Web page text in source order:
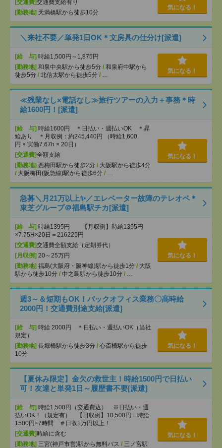
[交通費] 交通費支給有り
[勤務地] 天満橋駅から徒歩10分
気になる！
＼来社不要／単発1日OK＊文房具の仕分け[派遣]
[給 与] 時給1,500円～1,875円
[勤務地] 和泉中央駅から徒歩5分 / 和泉府中駅から
徒歩5分 / 北信太駅から徒歩5分 / …
気になる！
≪残業なし×電話なし≫旅行ツアーの入力＋事務＊時
給1600円！[派遣]
[給 与] 時給1600円 ＊日払い・週払いOK ＊昇
給あり ＊月収例：約245,440円 （時給1,600
円 × 実働7.67h × 20日）
[交通費]全額支給
[勤務地] 西梅田駅から徒歩2分 / 大阪駅から徒歩4分
/ 大阪梅田(阪急線)駅から徒歩6分 / …
気になる！
急募＼月21万以上✨／エレベーター故障のテレオペ＊
東芝グループ＠福島駅チカ[派遣]
[給 与] 時給1395円 【月収例】時給1395円
×7.75H×20日＝216225円
[交通費]交通費全額支給（定期券代）
[月収例] 20～25万円
[勤務地] 福島(大阪府・阪神線)駅から徒歩1分 / 大阪
駅から徒歩10分 / 中之島駅から徒歩10分 / …
気になる！
週3～＆短期もOK！バックオフィス業務〇高時給
2000円！交通費別途支給[派遣]
[給 与] 時給 2000円 ＊日払い・週払いOK（当社
規定）
[勤務地] 長堀橋駅から徒歩3分 / 心斎橋駅から徒歩
10分
気になる！
【夏休み限定】金欠の救世主！時給1500円で日払い
可！友達と単発1日～履歴書不要[派遣]
[給 与] 時給1,500円（交通費込） ※日払い・週
払いOK！（規定有） 【日収例】10,500円＝時給
1500円×7時間 ＃日収1万円以上！
[交通費] 時給に含む
[勤務地] 三宮(神戸市営)駅から無料バス / 三ノ宮駅
気になる！